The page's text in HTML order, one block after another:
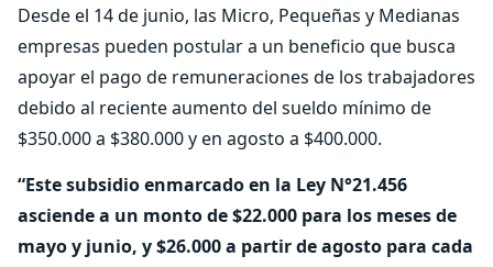
Desde el 14 de junio, las Micro, Pequeñas y Medianas
empresas pueden postular a un beneficio que busca
apoyar el pago de remuneraciones de los trabajadores
debido al reciente aumento del sueldo mínimo de
$350.000 a $380.000 y en agosto a $400.000.
“Este subsidio enmarcado en la Ley N°21.456
asciende a un monto de $22.000 para los meses de
mayo y junio, y $26.000 a partir de agosto para cada